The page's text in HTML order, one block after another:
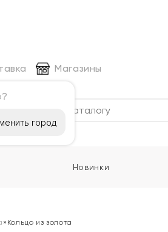
город
Магазины
Новинки
» Кольцо из золота